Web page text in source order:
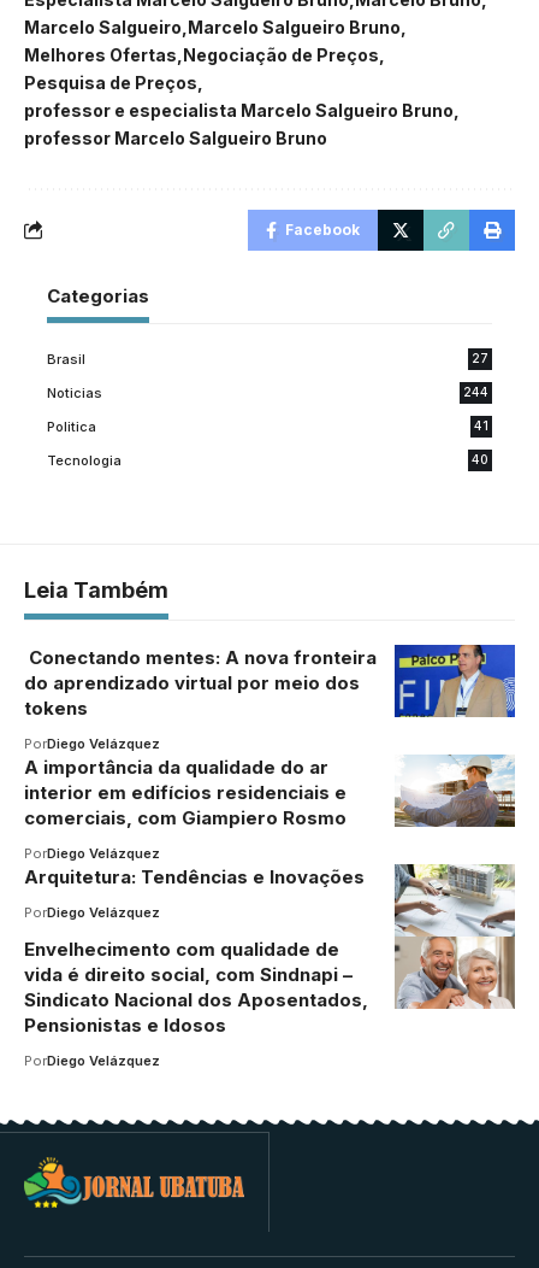
Marcelo Salgueiro Marcelo Salgueiro Bruno
Melhores Ofertas Negociação de Preços
Pesquisa de Preços
professor e especialista Marcelo Salgueiro Bruno
professor Marcelo Salgueiro Bruno
Facebook
Categorias
Brasil 27
Noticias 244
Politica 41
Tecnologia 40
Leia Também
Conectando mentes: A nova fronteira
do aprendizado virtual por meio dos
tokens
PorDiego Velázquez
A importância da qualidade do ar
interior em edifícios residenciais e
comerciais, com Giampiero Rosmo
PorDiego Velázquez
Arquitetura: Tendências e Inovações
PorDiego Velázquez
Envelhecimento com qualidade de
vida é direito social, com Sindnapi –
Sindicato Nacional dos Aposentados,
Pensionistas e Idosos
PorDiego Velázquez